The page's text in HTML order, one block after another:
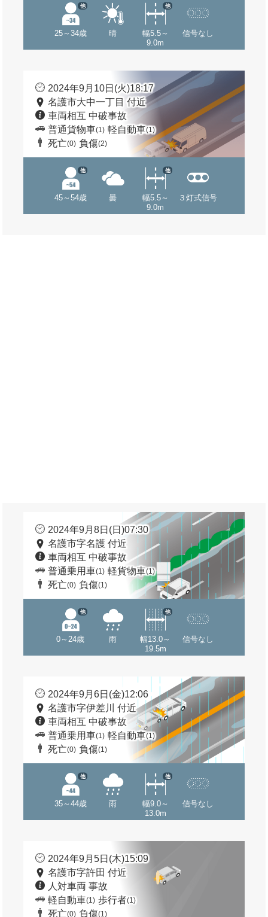
25～34歳
他
晴
幅5.5～
9.0m
他
信号なし
2024年9月10日(火)18:17
名護市大中一丁目 付近
車両相互 中破事故
普通貨物車(1) 軽自動車(1)
死亡(0) 負傷(2)
45～54歳
他
曇
幅5.5～
9.0m
他
３灯式信号
2024年9月8日(日)07:30
名護市字名護 付近
車両相互 中破事故
普通乗用車(1) 軽貨物車(1)
死亡(0) 負傷(1)
0～24歳
他
雨
幅13.0～
19.5m
他
信号なし
2024年9月6日(金)12:06
名護市字伊差川 付近
車両相互 中破事故
普通乗用車(1) 軽自動車(1)
死亡(0) 負傷(1)
35～44歳
他
雨
幅9.0～
13.0m
他
信号なし
2024年9月5日(木)15:09
名護市字許田 付近
人対車両 事故
軽自動車(1) 歩行者(1)
死亡(0) 負傷(1)